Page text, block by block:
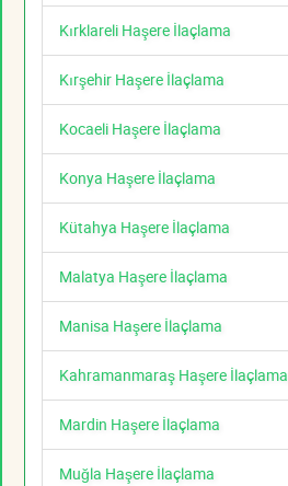
Kırklareli Haşere İlaçlama
Kırşehir Haşere İlaçlama
Kocaeli Haşere İlaçlama
Konya Haşere İlaçlama
Kütahya Haşere İlaçlama
Malatya Haşere İlaçlama
Manisa Haşere İlaçlama
Kahramanmaraş Haşere İlaçlama
Mardin Haşere İlaçlama
Muğla Haşere İlaçlama